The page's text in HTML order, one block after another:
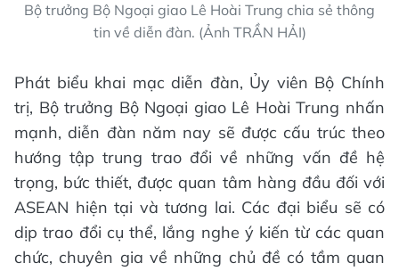
Bộ trưởng Bộ Ngoại giao Lê Hoài Trung chia sẻ thông
tin về diễn đàn. (Ảnh TRẦN HẢI)
Phát biểu khai mạc diễn đàn, Ủy viên Bộ Chính
trị, Bộ trưởng Bộ Ngoại giao Lê Hoài Trung nhấn
mạnh, diễn đàn năm nay sẽ được cấu trúc theo
hướng tập trung trao đổi về những vấn đề hệ
trọng, bức thiết, được quan tâm hàng đầu đối với
ASEAN hiện tại và tương lai. Các đại biểu sẽ có
dịp trao đổi cụ thể, lắng nghe ý kiến từ các quan
chức, chuyên gia về những chủ đề có tầm quan